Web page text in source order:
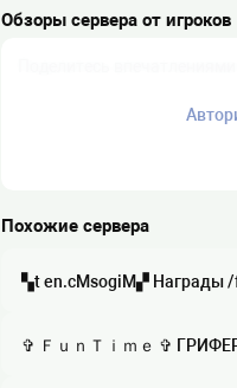
Обзоры сервера от игроков
Похожие сервера